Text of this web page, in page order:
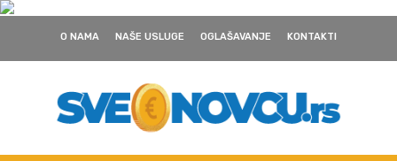
O NAMA NAŠE USLUGE OGLAŠAVANJE KONTAKTI